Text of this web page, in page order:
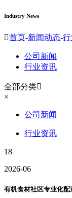
Industry News
首页-新闻动态-
公司新闻
行业资讯
全部分类
×
公司新闻
行业资讯
18
2026-06
有机食材社区专业化